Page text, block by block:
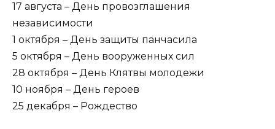
17 августа – День провозглашения
независимости
1 октября – День защиты панчасила
5 октября – День вооруженных сил
28 октября – День Клятвы молодежи
10 ноября – День героев
25 декабря – Рождество